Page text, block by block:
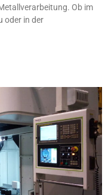
Ob im
oder in der